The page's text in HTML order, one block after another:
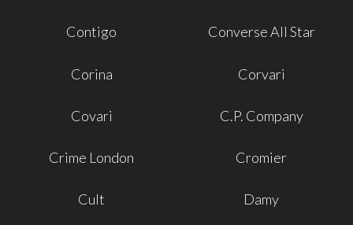
Contigo Converse All Star
Corina Corvari
Covari C.P. Company
Crime London Cromier
Cult Damy